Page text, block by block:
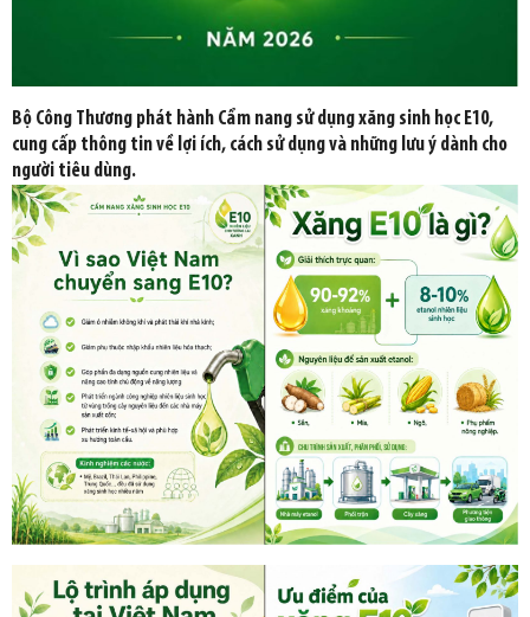
Bộ Công Thương phát hành Cẩm nang sử dụng xăng sinh học E10,
cung cấp thông tin về lợi ích, cách sử dụng và những lưu ý dành cho
người tiêu dùng.